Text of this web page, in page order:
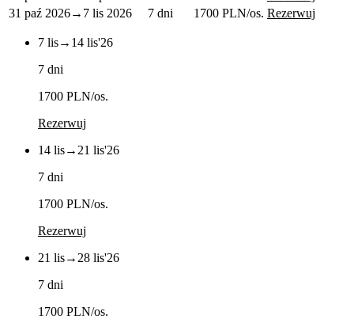
31 paź 2026→ 7 lis 2026 7 dni 1700 PLN/os. Rezerwuj
7 lis→ 14 lis'26
7 dni
1700 PLN/os.
Rezerwuj
14 lis→ 21 lis'26
7 dni
1700 PLN/os.
Rezerwuj
21 lis→ 28 lis'26
7 dni
1700 PLN/os.